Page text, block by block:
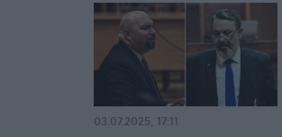
03.07.2025, 17:11